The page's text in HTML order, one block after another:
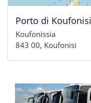
Porto di Koufonisi
Koufonissia
843 00, Koufonisi